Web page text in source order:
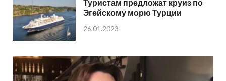
Туристам предложат круиз по
Эгейскому морю Турции
26.01.2023